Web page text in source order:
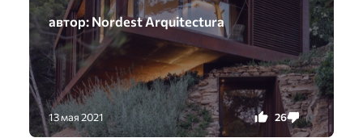
автор: Nordest Arquitectura
13 мая 2021 26 0